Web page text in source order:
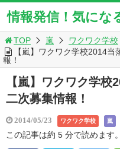
情報発信！気にな
TOP 嵐
ワクワク学校
【嵐】ワクワク学校2014
報！
【嵐】ワクワク学
二次募集情報！
2014/05/23 ワクワク学校 嵐
この記事は約 5 分で読めます。